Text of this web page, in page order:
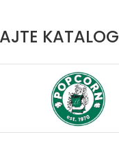
KATALOG